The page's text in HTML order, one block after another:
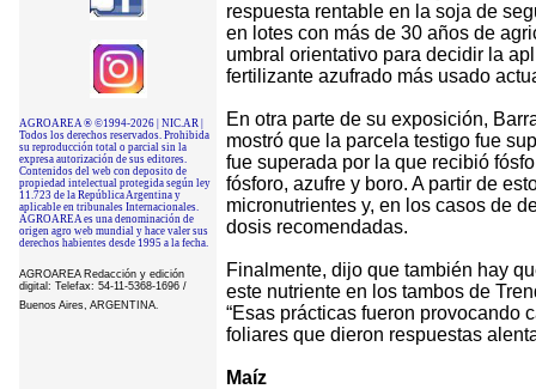
AGROAREA ® ©1994-2026 | NIC.AR |
Todos los derechos reservados. Prohibida
su reproducción total o parcial sin la
expresa autorización de sus editores.
Contenidos del web con deposito de
propiedad intelectual protegida según ley
11.723 de la República Argentina y
aplicable en tribunales Internacionales.
AGROAREA es una denominación de
origen agro web mundial y hace valer sus
derechos habientes desde 1995 a la fecha.
AGROAREA Redacción y edición
digital: Telefax: 54-11-5368-1696 /
Buenos Aires, ARGENTINA.
respuesta rentable en la soja de
en lotes con más de 30 años de
umbral orientativo para decidir la
fertilizante azufrado más usado
En otra parte de su exposición,
mostró que la parcela testigo fue
fue superada por la que recibió
fósforo, azufre y boro. A partir de
micronutrientes y, en los casos de
dosis recomendadas.
Finalmente, dijo que también hay
este nutriente en los tambos de
“Esas prácticas fueron provocando
foliares que dieron respuestas
Maíz